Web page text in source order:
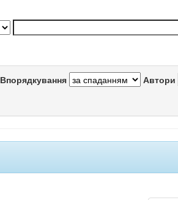
Впорядкування Автори